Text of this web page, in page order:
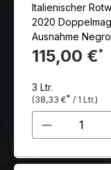
Italienischer
2020
Ausnahme
harmonisch,
lang
115,00 €*
3 Ltr.
(38,33 €* / 1 Ltr.)
Produkt